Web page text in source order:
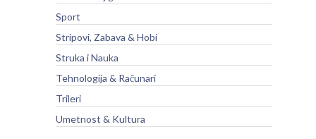
Sport
Stripovi, Zabava & Hobi
Struka i Nauka
Tehnologija & Računari
Trileri
Umetnost & Kultura